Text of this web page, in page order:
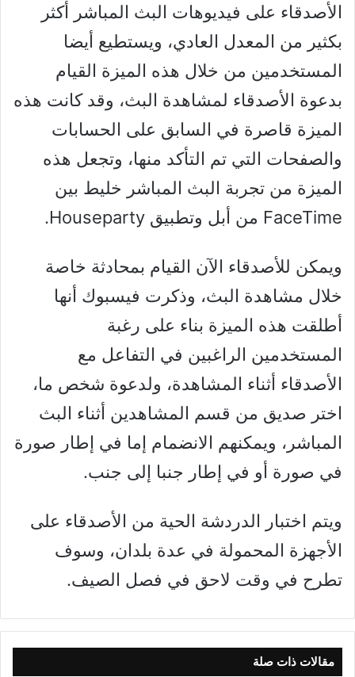
الأصدقاء على فيديوهات البث المباشر أكثر
بكثير من المعدل العادي، ويستطيع أيضا
المستخدمين من خلال هذه الميزة القيام
بدعوة الأصدقاء لمشاهدة البث، وقد كانت هذه
الميزة قاصرة في السابق على الحسابات
والصفحات التي تم التأكد منها، وتجعل هذه
الميزة من تجربة البث المباشر خليط بين
FaceTime من أبل وتطبيق Houseparty.
ويمكن للأصدقاء الآن القيام بمحادثة خاصة
خلال مشاهدة البث، وذكرت فيسبوك أنها
أطلقت هذه الميزة بناء على رغبة
المستخدمين الراغبين في التفاعل مع
الأصدقاء أثناء المشاهدة، ولدعوة شخص ما،
اختر صديق من قسم المشاهدين أثناء البث
المباشر، ويمكنهم الانضمام إما في إطار صورة
في صورة أو في إطار جنبا إلى جنب.
ويتم اختبار الدردشة الحية من الأصدقاء على
الأجهزة المحمولة في عدة بلدان، وسوف
تطرح في وقت لاحق في فصل الصيف.
مقالات ذات صلة